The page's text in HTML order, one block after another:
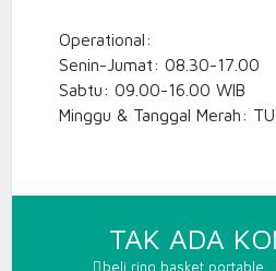
Operational:
Senin-Jumat: 08.30-17.00
Sabtu: 09.00-16.00 WIB
Minggu & Tanggal Merah:
TAK ADA
beli ring basket portable